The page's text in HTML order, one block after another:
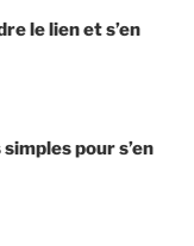
le lien et s’en
pour s’en